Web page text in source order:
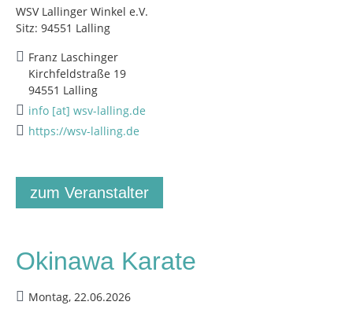
WSV Lallinger Winkel e.V.
Sitz: 94551 Lalling
Franz Laschinger
Kirchfeldstraße 19
94551 Lalling
info [at] wsv-lalling.de
https://wsv-lalling.de
zum Veranstalter
Okinawa Karate
Montag, 22.06.2026